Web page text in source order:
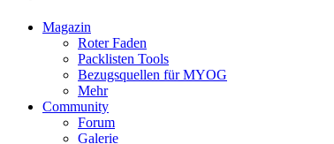
Magazin
Roter Faden
Packlisten Tools
Bezugsquellen für MYOG
Mehr
Community
Forum
Galerie